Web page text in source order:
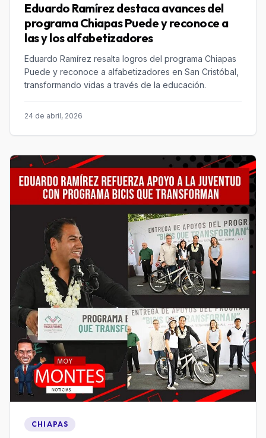
Eduardo Ramírez destaca avances del
programa Chiapas Puede y reconoce a
Eduardo Ramírez resalta logros del programa Chiapas
Puede y reconoce a alfabetizadores en San Cristóbal,
transformando vidas a través de la educación.
24 de abril, 2026
CHIAPAS